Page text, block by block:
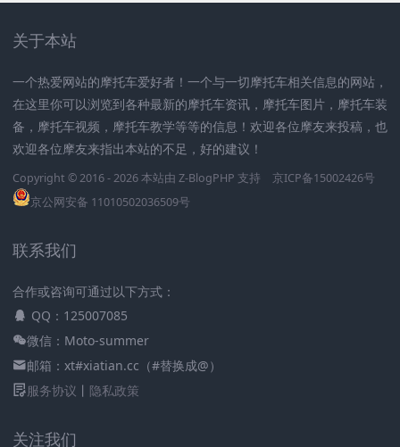
关于本站
一个热爱网站的摩托车爱好者！一个与一切摩托车相关信息的网站，
在这里你可以浏览到各种最新的摩托车资讯，摩托车图片，摩托车装
备，摩托车视频，摩托车教学等等的信息！欢迎各位摩友来投稿，也
欢迎各位摩友来指出本站的不足，好的建议！
Copyright © 2016 - 2026 本站由 Z-BlogPHP 支持
京ICP备15002426号
京公网安备 11010502036509号
联系我们
合作或咨询可通过以下方式：
QQ：125007085
微信：Moto-summer
邮箱：xt#xiatian.cc（#替换成@）
服务协议 丨 隐私政策
关注我们